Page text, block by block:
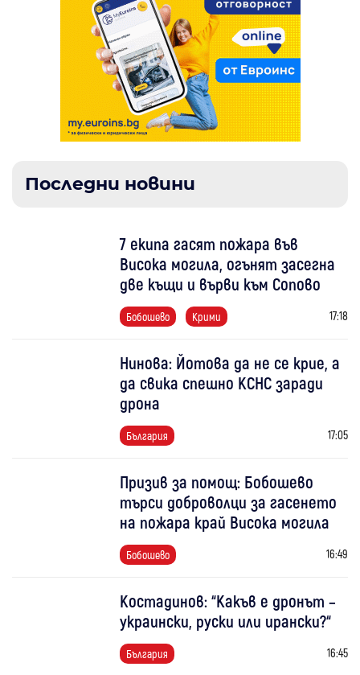
Последни новини
7 екипа гасят пожара във
Висока могила, огънят засегна
две къщи и върви към Сопово
Бобошево Крими 17:18
Нинова: Йотова да не се крие, а
да свика спешно КСНС заради
дрона
България 17:05
Призив за помощ: Бобошево
търси доброволци за гасенето
на пожара край Висока могила
Бобошево 16:49
Костадинов: “Какъв е дронът –
украински, руски или ирански?“
България 16:45